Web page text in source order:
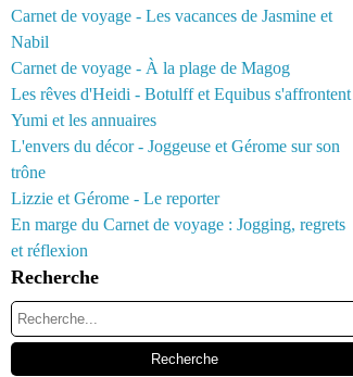
Carnet de voyage - Les vacances de Jasmine et
Nabil
Carnet de voyage - À la plage de Magog
Les rêves d'Heidi - Botulff et Equibus s'affrontent
Yumi et les annuaires
L'envers du décor - Joggeuse et Gérome sur son
trône
Lizzie et Gérome - Le reporter
En marge du Carnet de voyage : Jogging, regrets
et réflexion
Recherche